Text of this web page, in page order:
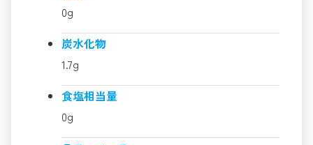
0g
炭水化物
1.7g
食塩相当量
0g